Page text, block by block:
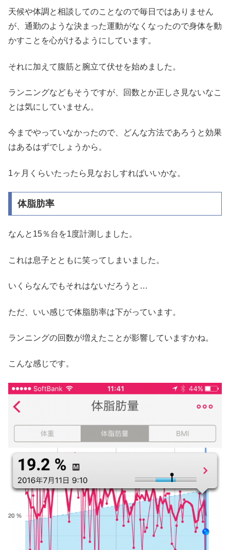
天候や体調と相談してのことなので毎日ではありません
が、通勤のような決まった運動がなくなったので身体を動
かすことを心がけるようにしています。
それに加えて腹筋と腕立て伏せを始めました。
ランニングなどもそうですが、回数とか正しさ見ないなこ
とは気にしていません。
今までやっていなかったので、どんな方法であろうと効果
はあるはずでしょうから。
1ヶ月くらいたったら見なおしすればいいかな。
体脂肪率
なんと15％台を1度計測しました。
これは息子とともに笑ってしまいました。
いくらなんでもそれはないだろうと…
ただ、いい感じで体脂肪率は下がっています。
ランニングの回数が増えたことが影響していますかね。
こんな感じです。